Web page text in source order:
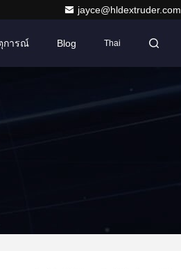
jayce@hldextruder.com
การณ์ Blog Thai